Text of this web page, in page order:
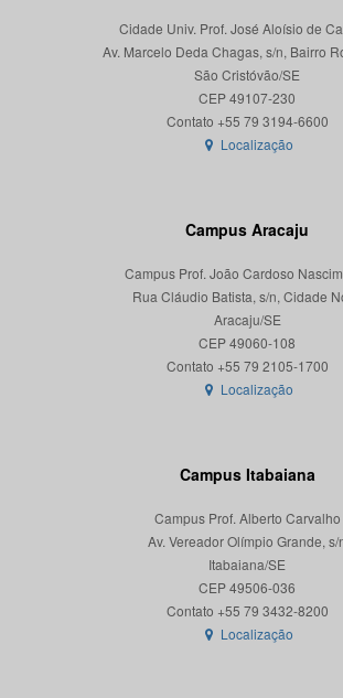
Cidade Univ. Prof. José Aloísio de
Av. Marcelo Deda Chagas, s/n, Bairro
São Cristóvão/SE
CEP 49107-230
Localização
Campus Aracaju
Campus Prof. João Cardoso
Rua Cláudio Batista, s/n, Cidade
Aracaju/SE
CEP 49060-108
Localização
Campus Itabaiana
Campus Prof. Alberto Carvalho
Av. Vereador Olímpio Grande, s/
Itabaiana/SE
CEP 49506-036
Localização